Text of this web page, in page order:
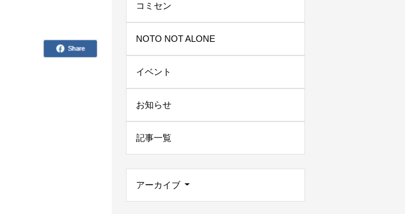
コミセン
NOTO NOT ALONE
イベント
お知らせ
記事一覧
アーカイブ